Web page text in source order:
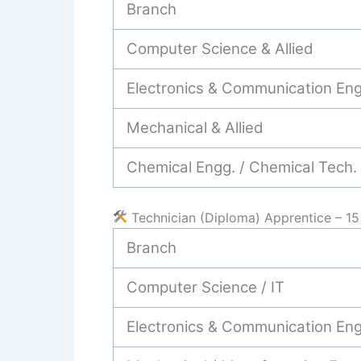
Branch
Computer Science & Allied
Electronics & Communication
Mechanical & Allied
Chemical Engg. / Chemical Tech.
Technician (Diploma) Apprentice –
Branch
Computer Science / IT
Electronics & Communication